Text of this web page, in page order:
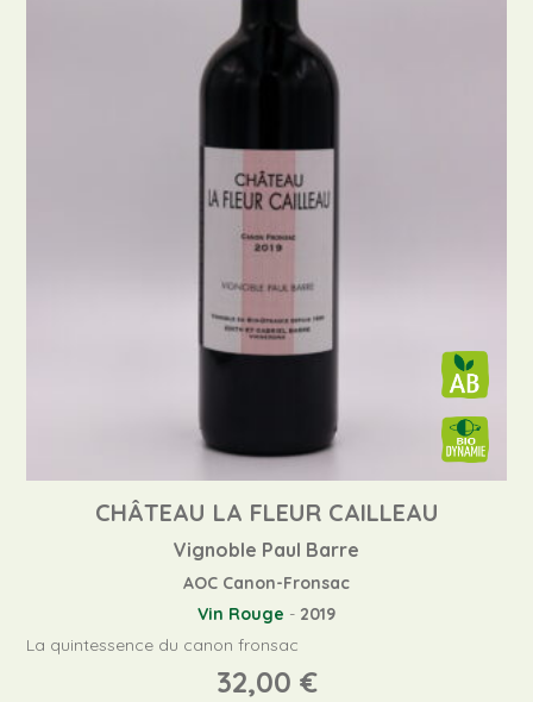
CHÂTEAU LA FLEUR CAILLEAU
Vignoble Paul Barre
AOC Canon-Fronsac
Vin Rouge - 2019
La quintessence du canon fronsac
32,00 €